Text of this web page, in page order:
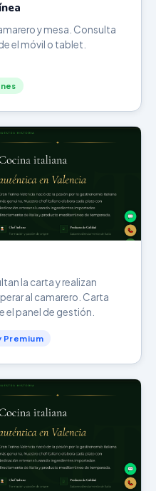
y mesa. Consulta
el móvil o tablet.
la carta y realizan
al camarero. Carta
el panel de gestión.
Premium